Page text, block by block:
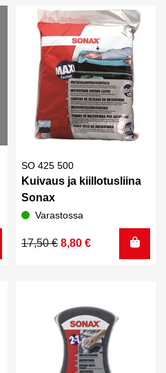
7,00 €.
5,00 €.
SO 425 500
Kuivaus ja kiillotusliina
Sonax
Varastossa
17,50€
Alkuperäinen
8,80 €
Nykyinen